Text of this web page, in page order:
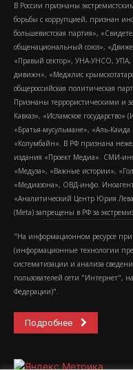
В России признаны
борьбы с коррупцией, признан
большевистская партия»,
общенациональный союз»,
«Правый сектор», УНА-УНСО,
дивижн», «Меджлис
общероссийская политическая
Признаны террористическими и
Кавказ», «Исламское
«Братья-мусульмане», «Аль-Каида
«Колумбайн». В РФ признана
издания «Проект Медиа». СМИ-
«Медуза», «Важные истории»,
«Медиазона», ОВД-инфо.
«Аналитический Центр Юрия
(Metа) запрещены в РФ за
"На информационном ресурсе
(информационные технологии
систематизации и анализа
пользователей сети "Интернет",
Федерации)".
Подробнее